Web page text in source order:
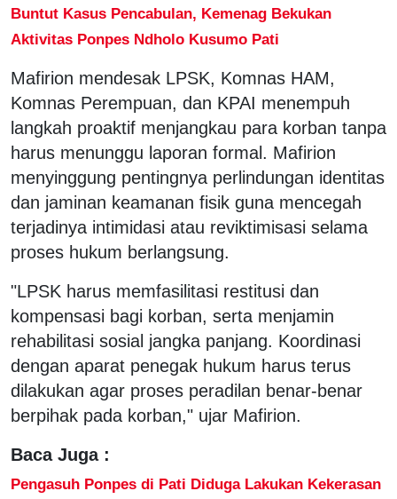
Buntut Kasus Pencabulan, Kemenag Bekukan
Aktivitas Ponpes Ndholo Kusumo Pati
Mafirion mendesak LPSK, Komnas HAM,
Komnas Perempuan, dan KPAI menempuh
langkah proaktif menjangkau para korban tanpa
harus menunggu laporan formal. Mafirion
menyinggung pentingnya perlindungan identitas
dan jaminan keamanan fisik guna mencegah
terjadinya intimidasi atau reviktimisasi selama
proses hukum berlangsung.
"LPSK harus memfasilitasi restitusi dan
kompensasi bagi korban, serta menjamin
rehabilitasi sosial jangka panjang. Koordinasi
dengan aparat penegak hukum harus terus
dilakukan agar proses peradilan benar-benar
berpihak pada korban," ujar Mafirion.
Baca Juga :
Pengasuh Ponpes di Pati Diduga Lakukan Kekerasan